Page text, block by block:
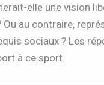
elle une vision
au contraire,
sociaux ? Les
à ce sport.